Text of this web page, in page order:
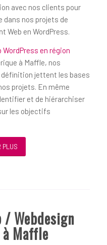
avec nos clients pour
dans nos projets de
Web en WordPress.
WordPress en région
à Maffle, nos
jettent les bases
projets. En même
et de hiérarchiser
les objectifs
PLUS
/ Webdesign
Maffle